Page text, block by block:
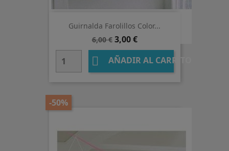
Guirnalda Farolillos Color...
Precio
base
6,00 € Precio
3,00 €
 AÑADIR AL CARRITO
-50%